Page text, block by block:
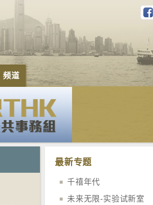
频道
最新专题
千禧年代
未来无限-实验试新室